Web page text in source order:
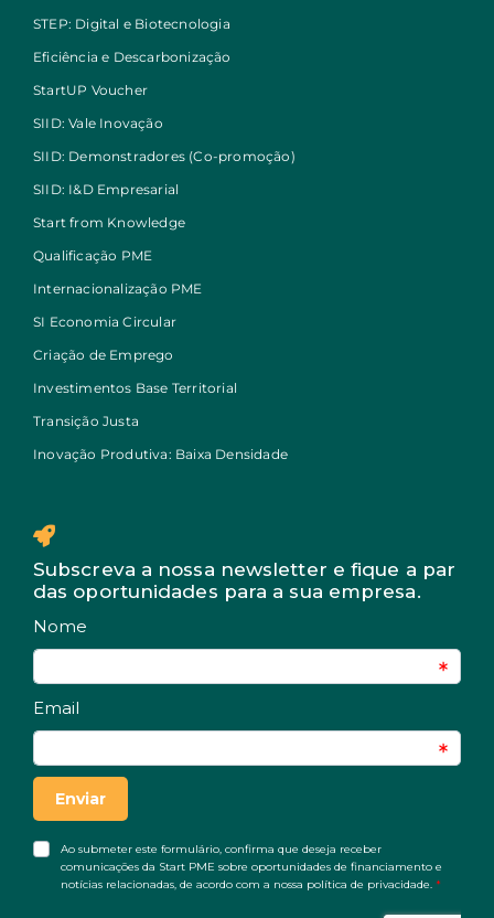
STEP: Digital e Biotecnologia
Eficiência e Descarbonização
StartUP Voucher
SIID: Vale Inovação
SIID: Demonstradores (Co-promoção)
SIID: I&D Empresarial
Start from Knowledge
Qualificação PME
Internacionalização PME
SI Economia Circular
Criação de Emprego
Investimentos Base Territorial
Transição Justa
Inovação Produtiva: Baixa Densidade
Subscreva a nossa newsletter e fique a par
das oportunidades para a sua empresa.